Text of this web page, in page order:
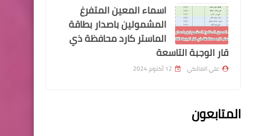
اسعار صرف الدولار في العراق
وبعض الدول العربية والاجنبية
رابط الاستمارة الإلكترونية
اسماء المعين المتفرغ
المشمولين باصدار بطاقة
الماستر كارد محافظة ذي
قار الوجبة التاسعة
علي المالكي 12 أكتوبر 2024
المتابعون